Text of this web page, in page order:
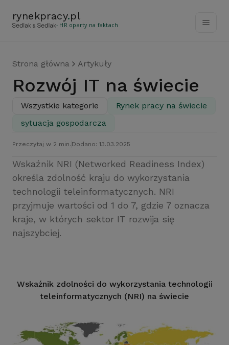
rynekpracy.pl
- HR oparty na faktach
Strona główna Artykuły
Rozwój IT na świecie
Wszystkie kategorie
Rynek pracy na świecie
sytuacja gospodarcza
Przeczytaj w 2 min. Dodano: 13.03.2025
Wskaźnik NRI (Networked Readiness Index)
określa zdolność kraju do wykorzystania
technologii teleinformatycznych. NRI
przyjmuje wartości od 1 do 7, gdzie 7 oznacza
kraje, w których sektor IT rozwija się
najszybciej.
Wskaźnik zdolności do wykorzystania technologii
teleinformatycznych (NRI) na świecie